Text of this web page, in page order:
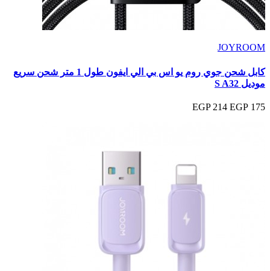
JOYROOM
كابل شحن جوي روم يو اس بي الي ايفون طول 1 متر شحن سريع
موديل S A32
175 EGP
214 EGP